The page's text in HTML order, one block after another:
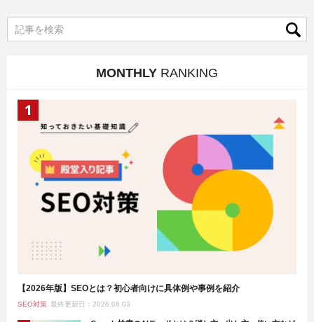
MONTHLY RANKING
【2026年版】SEOとは？初心者向けに具体例や事例を紹介
SEO対策 最終更新日：2026.08.03